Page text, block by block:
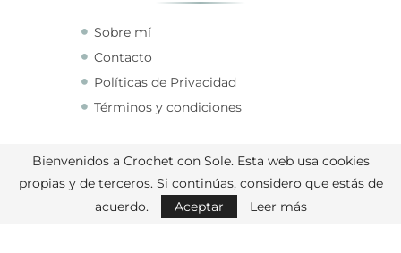
Sobre mí
Contacto
Políticas de Privacidad
Términos y condiciones
CONECTA CONMIGO
Bienvenidos a Crochet con Sole. Esta web usa cookies
propias y de terceros. Si continúas, considero que estás de
acuerdo.
Aceptar Leer más